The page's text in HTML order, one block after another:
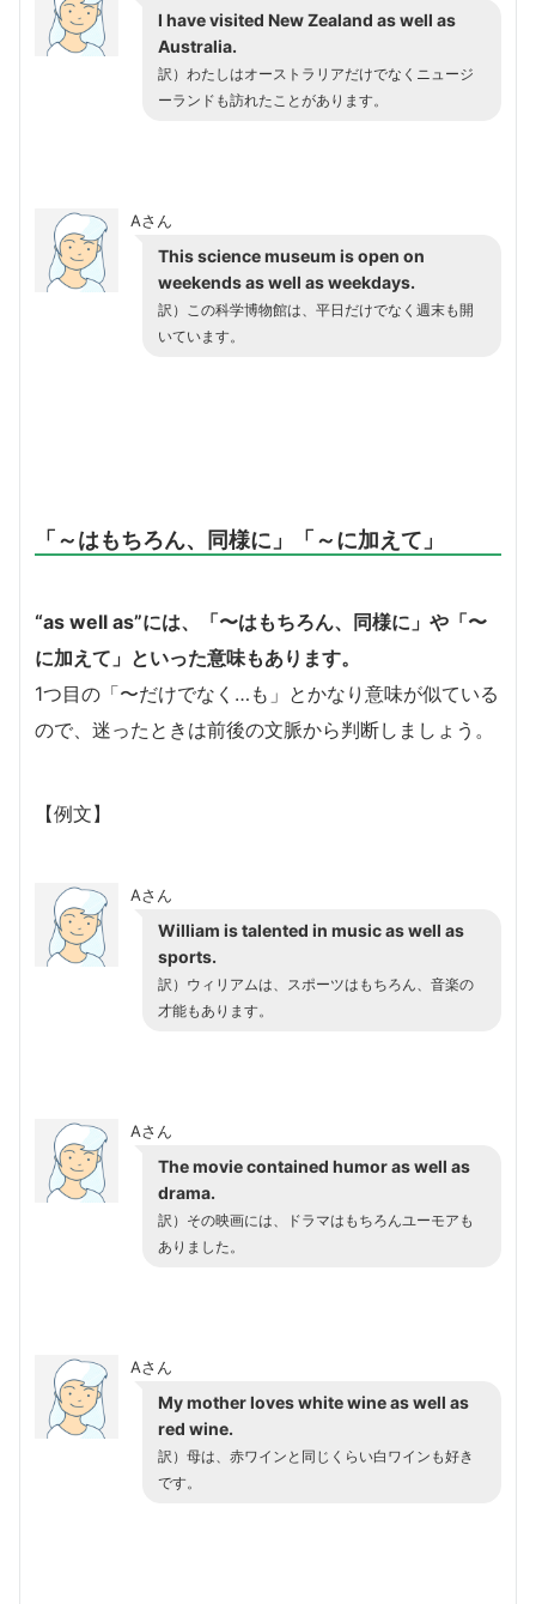
I have visited New Zealand as well as
Australia.
訳）わたしはオーストラリアだけでなくニュージ
ーランドも訪れたことがあります。
Aさん
This science museum is open on
weekends as well as weekdays.
訳）この科学博物館は、平日だけでなく週末も開
いています。
「～はもちろん、同様に」「～に加えて」
“as well as”には、「〜はもちろん、同様に」や「〜
に加えて」といった意味もあります。
1つ目の「〜だけでなく…も」とかなり意味が似ている
ので、迷ったときは前後の文脈から判断しましょう。
【例文】
Aさん
William is talented in music as well as
sports.
訳）ウィリアムは、スポーツはもちろん、音楽の
才能もあります。
Aさん
The movie contained humor as well as
drama.
訳）その映画には、ドラマはもちろんユーモアも
ありました。
Aさん
My mother loves white wine as well as
red wine.
訳）母は、赤ワインと同じくらい白ワインも好き
です。